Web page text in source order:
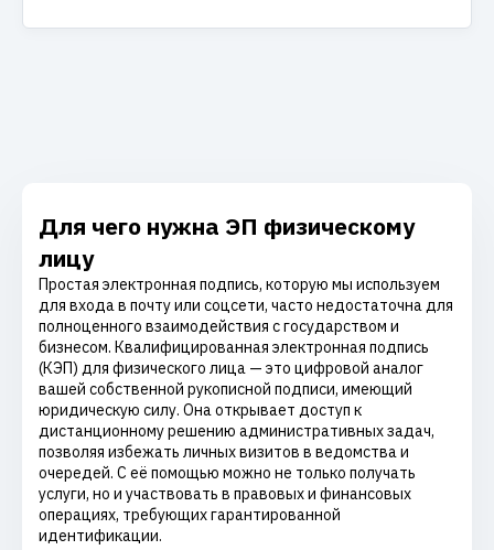
Для чего нужна ЭП физическому
лицу
Простая электронная подпись, которую мы используем
для входа в почту или соцсети, часто недостаточна для
полноценного взаимодействия с государством и
бизнесом. Квалифицированная электронная подпись
(КЭП) для физического лица — это цифровой аналог
вашей собственной рукописной подписи, имеющий
юридическую силу. Она открывает доступ к
дистанционному решению административных задач,
позволяя избежать личных визитов в ведомства и
очередей. С её помощью можно не только получать
услуги, но и участвовать в правовых и финансовых
операциях, требующих гарантированной
идентификации.